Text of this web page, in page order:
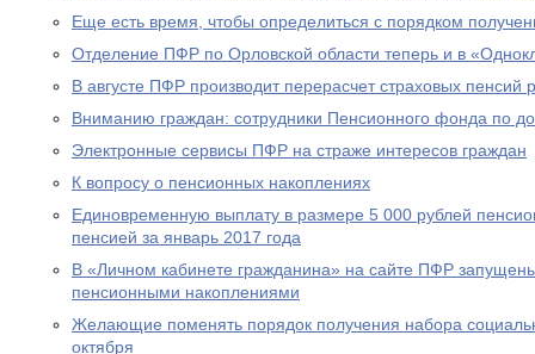
Еще есть время, чтобы определиться с порядком
Отделение ПФР по Орловской области теперь и в
В августе ПФР производит перерасчет страховых
Вниманию граждан: сотрудники Пенсионного фонда по
Электронные сервисы ПФР на страже интересов граждан
К вопросу о пенсионных накоплениях
Единовременную выплату в размере 5 000 рублей
пенсией за январь 2017 года
В «Личном кабинете гражданина» на сайте ПФР
пенсионными накоплениями
Желающие поменять порядок получения набора
октября